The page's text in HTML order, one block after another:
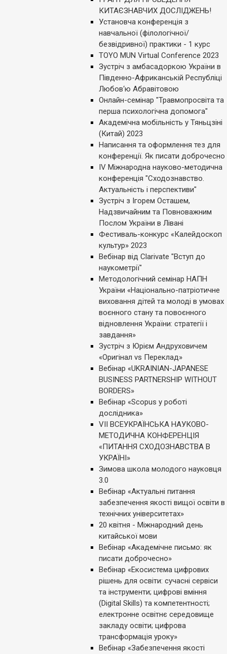
КИТАЄЗНАВЧИХ ДОСЛІДЖЕНЬ!
Установча конференція з
навчальної (філологічної/
безвідривної) практики - 1 курс
TOYO MUN Virtual Conference 2023
Зустріч з амбасадоркою України в
Південно-Африканській Республіці
Любов‘ю Абравітовою
Онлайн-семінар "Травмопросвіта та
перша психологічна допомога"
Академічна мобільність у Тяньцзіні
(Китай) 2023
Написання та оформлення тез для
конференції. Як писати доброчесно
IV Міжнародна науково-методична
конференція "Сходознавство.
Актуальність і перспективи"
Зустріч з Ігорем Осташем,
Надзвичайним та Повноважним
Послом України в Лівані
Фестиваль-конкурс «Калейдоскоп
культур» 2023
Вебінар від Clarivate "Вступ до
наукометрії"
Методологічний семінар НАПН
України «Національно-патріотичне
виховання дітей та молоді в умовах
воєнного стану та повоєнного
відновлення України: стратегії і
завдання»
Зустріч з Юрієм Андруховичем
«Оригінал vs Переклад»
Вебінар «UKRAINIAN-JAPANESE
BUSINESS PARTNERSHIP WITHOUT
BORDERS»
Вебінар «Scopus у роботі
дослідника»
VІІ ВСЕУКРАЇНСЬКА НАУКОВО-
МЕТОДИЧНА КОНФЕРЕНЦІЯ
«ПИТАННЯ СХОДОЗНАВСТВА В
УКРАЇНІ»
Зимова школа молодого науковця
3.0
Вебінар «Актуальні питання
забезпечення якості вищої освіти в
технічних університетах»
20 квітня - Міжнародний день
китайської мови
Вебінар «Академічне письмо: як
писати доброчесно»
Вебінар «Екосистема цифрових
рішень для освіти: сучасні сервіси
та інструменти; цифрові вміння
(Digital Skills) та компетентності;
електронне освітнє середовище
закладу освіти; цифрова
трансформація уроку»
Вебінар «Забезпечення якості